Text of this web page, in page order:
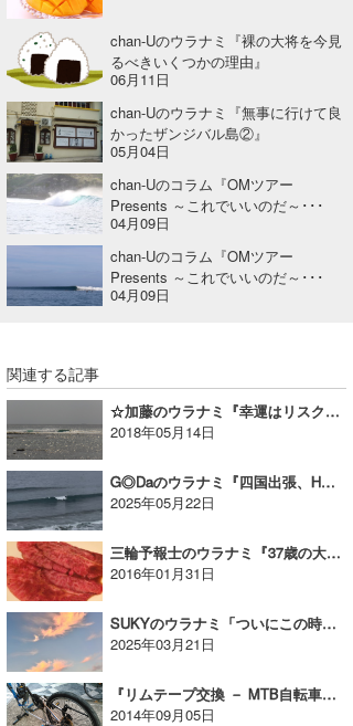
chan-Uのウラナミ『裸の大将を今見
るべきいくつかの理由』
06月11日
chan-Uのウラナミ『無事に行けて良
かったザンジバル島②』
05月04日
chan-Uのコラム『OMツアー
Presents ～これでいいのだ～･･･
04月09日
chan-Uのコラム『OMツアー
Presents ～これでいいのだ～･･･
04月09日
関連する記事
☆加藤のウラナミ『幸運はリスクのある所にこそある!?』
2018年05月14日
G◎Daのウラナミ『四国出張、Hさんとの出会い』
2025年05月22日
三輪予報士のウラナミ『37歳の大人として』
2016年01月31日
SUKYのウラナミ「ついにこの時がきてしまったのか…」
2025年03月21日
『リムテープ交換 － MTB自転車メンテナンス』たっちーのウラナミ
2014年09月05日